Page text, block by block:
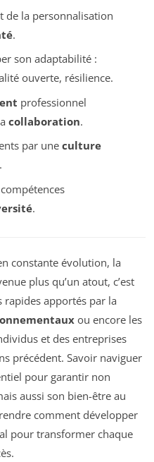
de la personnalisation
.
son adaptabilité :
ouverte, résilience.
professionnel
collaboration.
par une culture
.
constante évolution, la
plus qu’un atout, c’est
rapides apportés par la
ou encore les
et des entreprises
précédent. Savoir naviguer
pour garantir non
aussi son bien-être au
comment développer
pour transformer chaque